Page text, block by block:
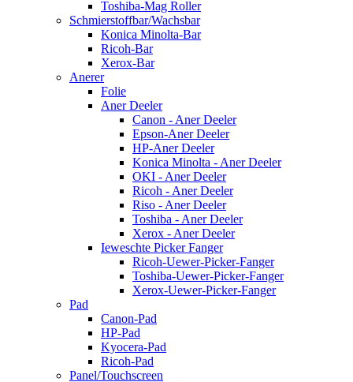
Toshiba-Mag Roller
Schmierstoffbar/Wachsbar
Konica Minolta-Bar
Ricoh-Bar
Xerox-Bar
Anerer
Folie
Aner Deeler
Canon - Aner Deeler
Epson-Aner Deeler
HP-Aner Deeler
Konica Minolta - Aner Deeler
OKI - Aner Deeler
Ricoh - Aner Deeler
Riso - Aner Deeler
Toshiba - Aner Deeler
Xerox - Aner Deeler
Ieweschte Picker Fanger
Ricoh-Uewer-Picker-Fanger
Toshiba-Uewer-Picker-Fanger
Xerox-Uewer-Picker-Fanger
Pad
Canon-Pad
HP-Pad
Kyocera-Pad
Ricoh-Pad
Panel/Touchscreen